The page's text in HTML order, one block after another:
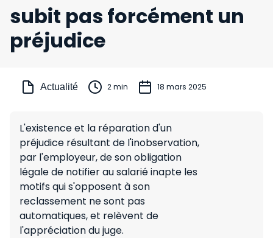
subit pas forcément un
préjudice
Actualité 2 min 18 mars 2025
L'existence et la réparation d'un
préjudice résultant de l'inobservation,
par l'employeur, de son obligation
légale de notifier au salarié inapte les
motifs qui s'opposent à son
reclassement ne sont pas
automatiques, et relèvent de
l'appréciation du juge.